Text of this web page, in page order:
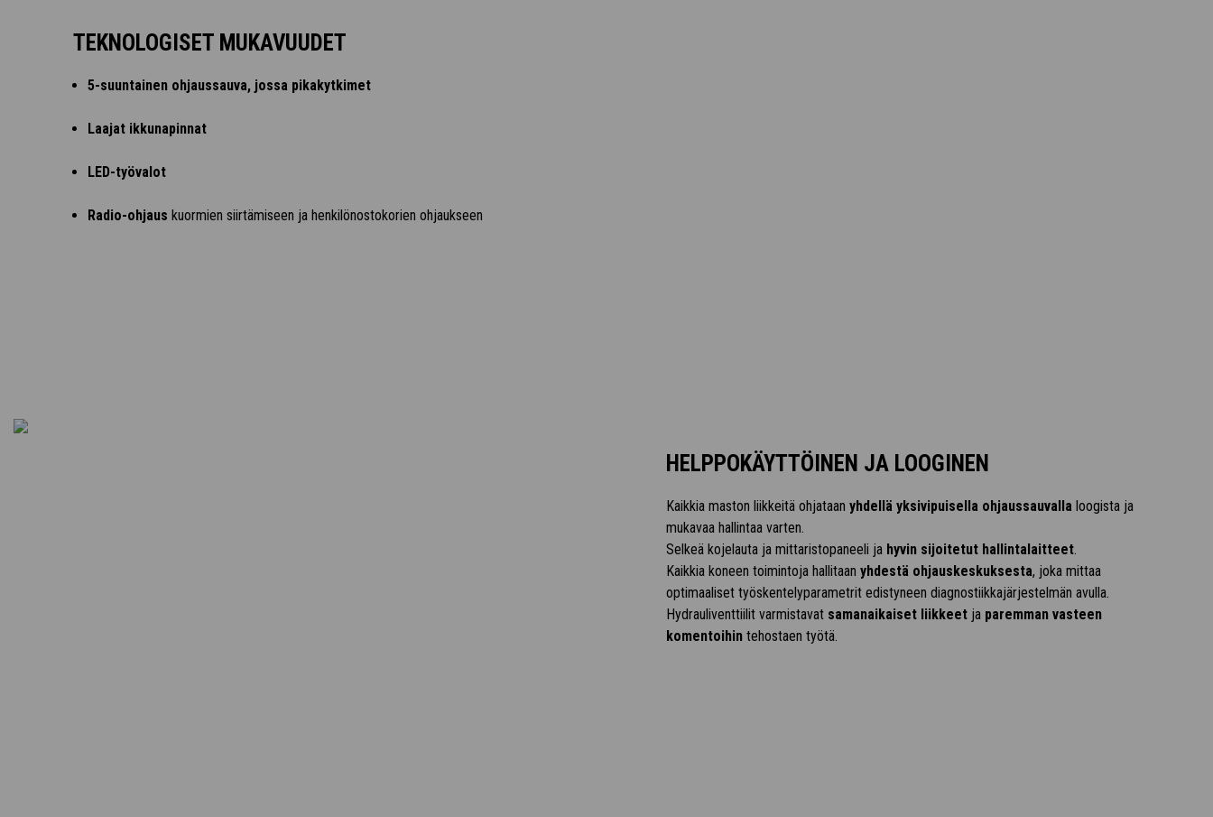
TEKNOLOGISET MUKAVUUDET
5-suuntainen ohjaussauva, jossa pikakytkimet
Laajat ikkunapinnat
LED-työvalot
Radio-ohjaus kuormien siirtämiseen ja henkilönostokorien ohjaukseen
HELPPOKÄYTTÖINEN JA LOOGINEN
Kaikkia maston liikkeitä ohjataan yhdellä yksivipuisella ohjaussauvalla loogista ja
mukavaa hallintaa varten.
Selkeä kojelauta ja mittaristopaneeli ja hyvin sijoitetut hallintalaitteet.
Kaikkia koneen toimintoja hallitaan yhdestä ohjauskeskuksesta, joka mittaa
optimaaliset työskentelyparametrit edistyneen diagnostiikkajärjestelmän avulla.
Hydrauliventtiilit varmistavat samanaikaiset liikkeetja paremman vasteen
komentoihintehostaen työtä.